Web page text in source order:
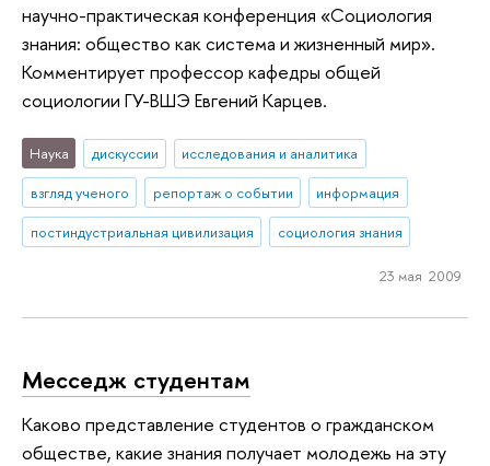
научно-практическая конференция «Социология
знания: общество как система и жизненный мир».
Комментирует профессор кафедры общей
социологии ГУ-ВШЭ Евгений Карцев.
Наука дискуссии
исследования и аналитика
взгляд ученого
репортаж о событии
информация
постиндустриальная цивилизация
социология знания
23 мая 2009
Месседж студентам
Каково представление студентов о гражданском
обществе, какие знания получает молодежь на эту